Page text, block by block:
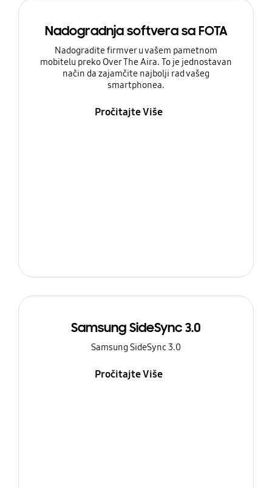
Nadogradnja softvera sa FOTA
Nadogradite firmver u vašem pametnom
mobitelu preko Over The Aira. To je jednostavan
način da zajamčite najbolji rad vašeg
smartphonea.
Pročitajte Više
Samsung SideSync 3.0
Samsung SideSync 3.0
Pročitajte Više